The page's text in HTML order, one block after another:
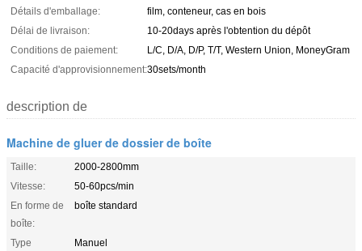
Détails d'emballage:
film, conteneur, cas en bois
Délai de livraison:
10-20days après l'obtention du dépôt
Conditions de paiement:
L/C, D/A, D/P, T/T, Western Union, MoneyGram
Capacité d'approvisionnement:30sets/month
description de
Machine de gluer de dossier de boîte
Taille:
2000-2800mm
Vitesse:
50-60pcs/min
En forme de
boîte:
boîte standard
Type
Manuel